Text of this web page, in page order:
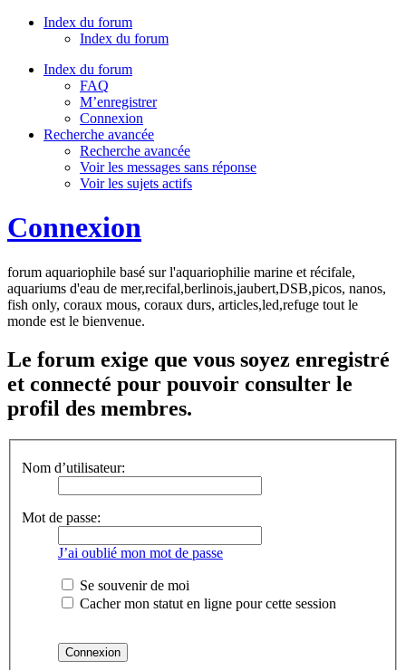
Index du forum
Index du forum
Index du forum
FAQ
M’enregistrer
Connexion
Recherche avancée
Recherche avancée
Voir les messages sans réponse
Voir les sujets actifs
Connexion
forum aquariophile basé sur l'aquariophilie marine et récifale,
aquariums d'eau de mer,recifal,berlinois,jaubert,DSB,picos, nanos,
fish only, coraux mous, coraux durs, articles,led,refuge tout le
monde est le bienvenue.
Le forum exige que vous soyez enregistré
et connecté pour pouvoir consulter le
profil des membres.
Nom d’utilisateur:
Mot de passe:
J’ai oublié mon mot de passe
Se souvenir de moi
Cacher mon statut en ligne pour cette session